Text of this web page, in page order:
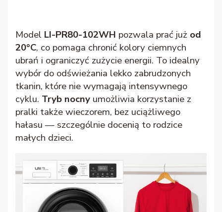
Model LI-PR80-102WH pozwala prać już od
20°C, co pomaga chronić kolory ciemnych
ubrań i ograniczyć zużycie energii. To idealny
wybór do odświeżania lekko zabrudzonych
tkanin, które nie wymagają intensywnego
cyklu. Tryb nocny umożliwia korzystanie z
pralki także wieczorem, bez uciążliwego
hałasu — szczególnie docenią to rodzice
małych dzieci.